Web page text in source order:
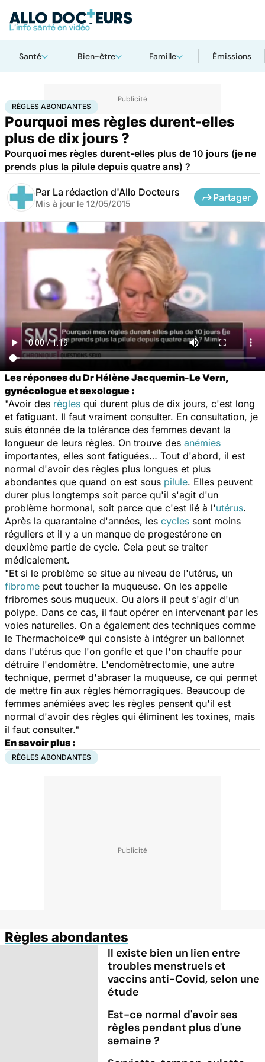
Santé Bien-être Famille Émissions
AccueilSantéRègles abondantes
RÈGLES ABONDANTES
Pourquoi mes règles durent-elles
plus de dix jours ?
Pourquoi mes règles durent-elles plus de 10 jours (je ne
prends plus la pilule depuis quatre ans) ?
Par La rédaction d'Allo Docteurs
Mis à jour le 12/05/2015
Partager
Les réponses du Dr Hélène Jacquemin-Le Vern,
gynécologue et sexologue :
"Avoir des règles qui durent plus de dix jours, c'est long
et fatiguant. Il faut vraiment consulter. En consultation, je
suis étonnée de la tolérance des femmes devant la
longueur de leurs règles. On trouve des anémies
importantes, elles sont fatiguées… Tout d'abord, il est
normal d'avoir des règles plus longues et plus
abondantes que quand on est sous pilule. Elles peuvent
durer plus longtemps soit parce qu'il s'agit d'un
problème hormonal, soit parce que c'est lié à l'utérus.
Après la quarantaine d'années, les cycles sont moins
réguliers et il y a un manque de progestérone en
deuxième partie de cycle. Cela peut se traiter
médicalement.
"Et si le problème se situe au niveau de l'utérus, un
fibrome peut toucher la muqueuse. On les appelle
fribromes sous muqueux. Ou alors il peut s'agir d'un
polype. Dans ce cas, il faut opérer en intervenant par les
voies naturelles. On a également des techniques comme
le Thermachoice® qui consiste à intégrer un ballonnet
dans l'utérus que l'on gonfle et que l'on chauffe pour
détruire l'endomètre. L'endomètrectomie, une autre
technique, permet d'abraser la muqueuse, ce qui permet
de mettre fin aux règles hémorragiques. Beaucoup de
femmes anémiées avec les règles pensent qu'il est
normal d'avoir des règles qui éliminent les toxines, mais
il faut consulter."
En savoir plus :
RÈGLES ABONDANTES
Règles abondantes
Il existe bien un lien entre
troubles menstruels et
vaccins anti-Covid, selon une
étude
Est-ce normal d'avoir ses
règles pendant plus d'une
semaine ?